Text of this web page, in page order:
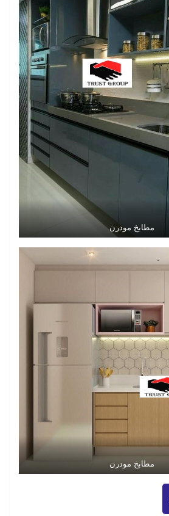
مطابخ مودرن
مطابخ مودرن